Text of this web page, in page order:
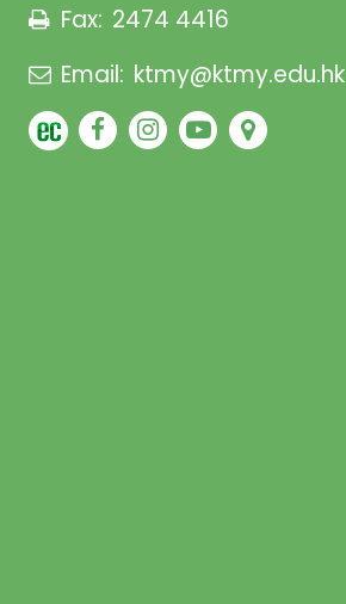
Fax: 2474 4416
Email: ktmy@ktmy.edu.hk